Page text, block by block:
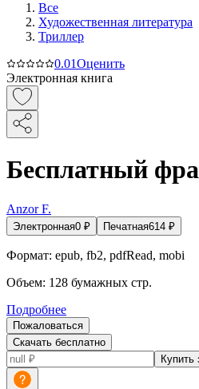
Все
Художественная литература
Триллер
0.01Оценить
Электронная книга
Бесплатный
Anzor F.
Электронная0 ₽ Печатная614 ₽
Формат: epub, fb2, pdfRead, mobi
Объем: 128 бумажных стр.
Подробнее
Пожаловаться
Скачать бесплатно
Купить